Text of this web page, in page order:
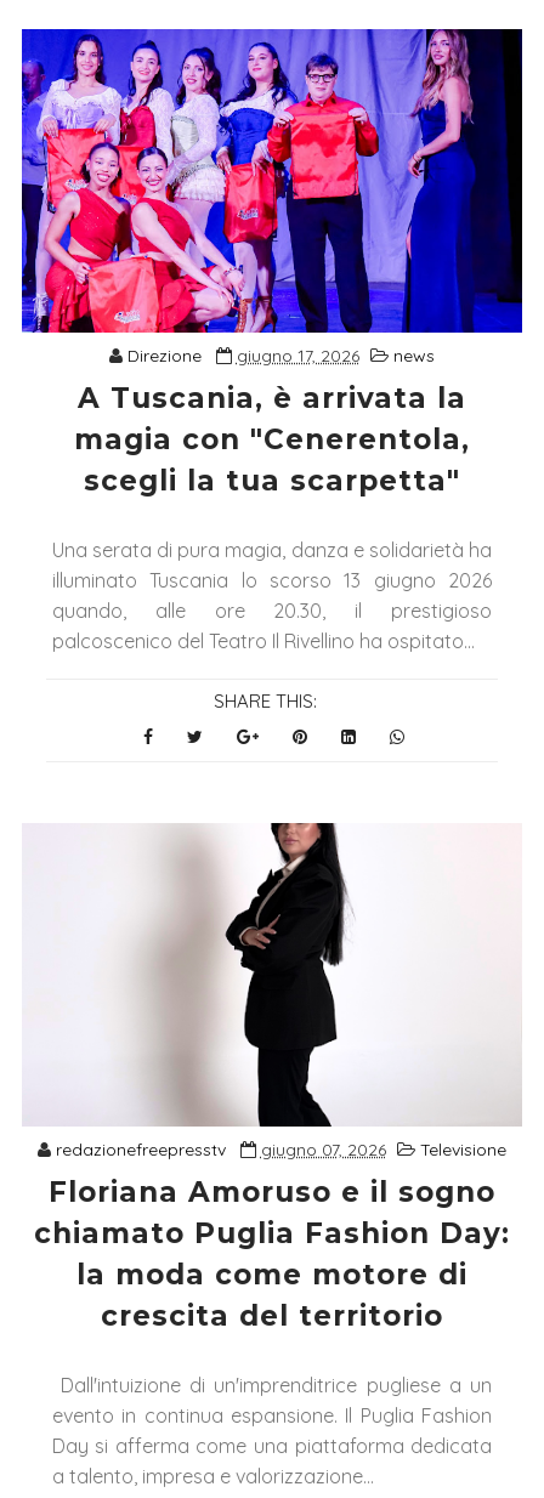
Direzione giugno 17, 2026 news
A Tuscania, è arrivata la
magia con "Cenerentola,
scegli la tua scarpetta"
Una serata di pura magia, danza e solidarietà ha
illuminato Tuscania lo scorso 13 giugno 2026
quando, alle ore 20.30, il prestigioso
palcoscenico del Teatro Il Rivellino ha ospitato...
SHARE THIS:
redazionefreepresstv giugno 07, 2026 Televisione
Floriana Amoruso e il sogno
chiamato Puglia Fashion Day:
la moda come motore di
crescita del territorio
Dall'intuizione di un'imprenditrice pugliese a un
evento in continua espansione. Il Puglia Fashion
Day si afferma come una piattaforma dedicata
a talento, impresa e valorizzazione...